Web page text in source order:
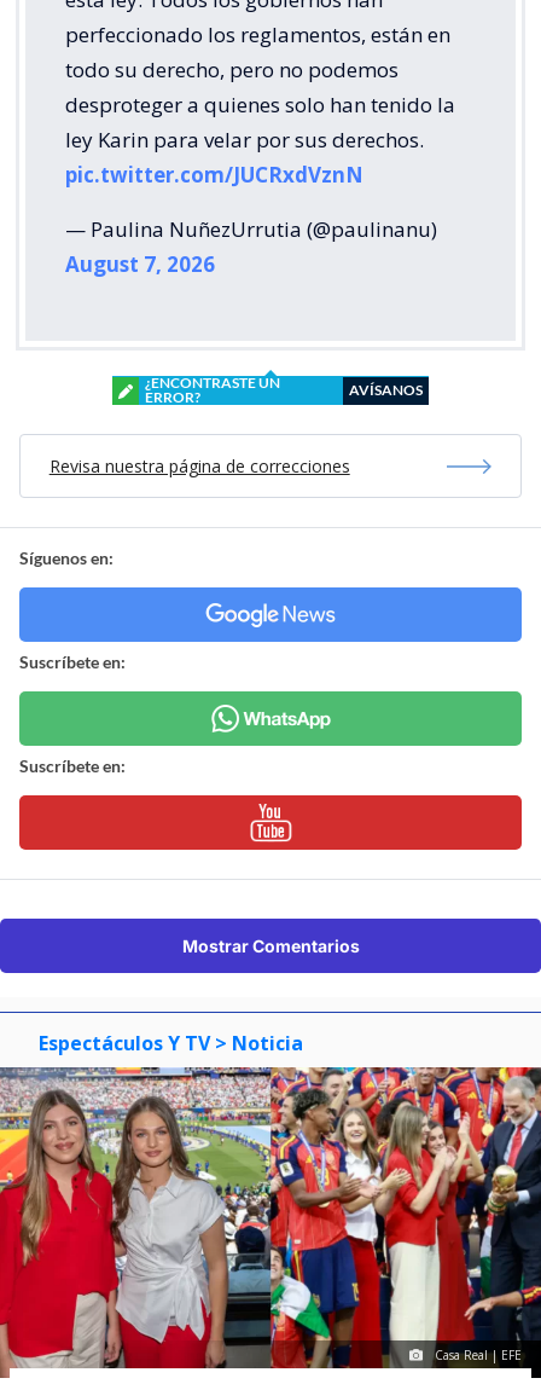
perfeccionado los reglamentos, están en
todo su derecho, pero no podemos
desproteger a quienes solo han tenido la
ley Karin para velar por sus derechos.
pic.twitter.com/JUCRxdVznN
— Paulina NuñezUrrutia (@paulinanu)
August 7, 2026
¿ENCONTRASTE UN
ERROR?
AVÍSANOS
Revisa nuestra página de correcciones
Síguenos en:
Suscríbete en:
Suscríbete en:
Mostrar Comentarios
Espectáculos Y TV > Noticia
Casa Real | EFE